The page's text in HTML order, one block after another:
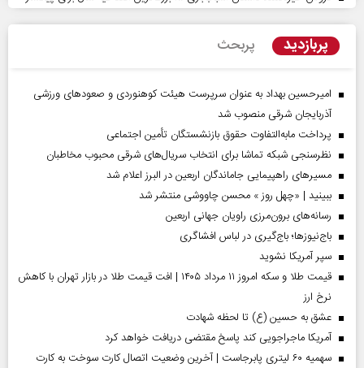
پربازدید پربحث
امیرحسین بهداد به عنوان سرپرست هیئت کوهنوردی و صعودهای ورزشی
آذربایجان شرقی منصوب شد
پرداخت مابه‌التفاوت حقوق بازنشستگان تأمین اجتماعی
نظرسنجی شبکه تماشا برای انتخاب سریال‌های شرقی محبوب مخاطبان
مسیر‌های راهپیمایی جاماندگان اربعین در البرز اعلام شد
ببینید | «چهل روز » محسن چاووشی منتشر شد
رسانه‌های برون‌مرزی راویان جهانی اربعین
باج‌نیوزها؛ باج‌گیری در لباس افشاگری
سپر آمریکا نشوید
قیمت طلا و سکه امروز ۱۱ مرداد ۱۴۰۵ | افت قیمت طلا در بازار تهران با کاهش
نرخ ارز
عشق به حسین (ع) تا لحظه شهادت
آمریکا ماجراجویی کند پاسخ مقتضی دریافت خواهد کرد
سهمیه ۶۰ لیتری پابرجاست | آخرین وضعیت اتصال کارت سوخت به کارت